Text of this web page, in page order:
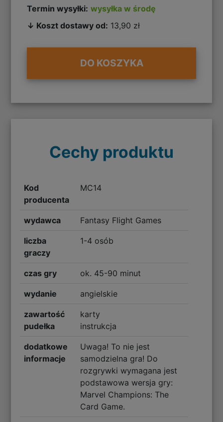
Termin wysyłki: wysyłka w środę
↓ Koszt dostawy od: 13,90 zł
DO KOSZYKA
Cechy produktu
Kod
producenta
MC14
wydawca Fantasy Flight Games
liczba
graczy
1-4 osób
czas gry ok. 45-90 minut
wydanie angielskie
zawartość
pudełka
karty
instrukcja
dodatkowe
informacje
Uwaga! To nie jest
samodzielna gra! Do
rozgrywki wymagana jest
podstawowa wersja gry:
Marvel Champions: The
Card Game.